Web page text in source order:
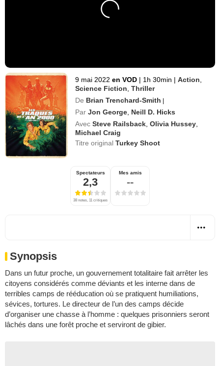
9 mai 2022 en VOD | 1h 30min | Action
Science Fiction ,Thriller
De Brian Trenchard-Smith |
Par Jon George Neill D. Hicks
Avec Steve Railsback ,Olivia Hussey
Michael Craig
Titre originalTurkey Shoot
Spectateurs
2,3
38 notes, 11 critiques
Mes amis
--
Synopsis
Dans un futur proche, un gouvernement totalitaire fait arrêter les
citoyens considérés comme déviants et les interne dans de
terribles camps de rééducation où se pratiquent humiliations,
sévices, tortures. Le directeur de l’un des camps décide
d’organiser une chasse à l’homme : quelques prisonniers seront
lâchés dans une forêt proche et serviront de gibier.